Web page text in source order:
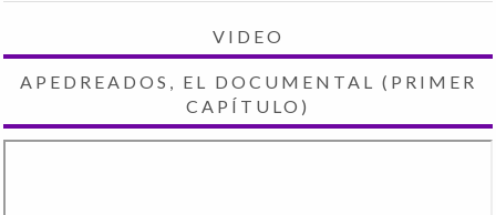
VIDEO
APEDREADOS, EL DOCUMENTAL (PRIMER
CAPÍTULO)